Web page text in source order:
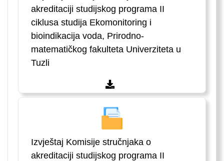
akreditaciji studijskog programa II
ciklusa studija Ekomonitoring i
bioindikacija voda, Prirodno-
matematičkog fakulteta Univerziteta u
Tuzli
Izvještaj Komisije stručnjaka o
akreditaciji studijskog programa II